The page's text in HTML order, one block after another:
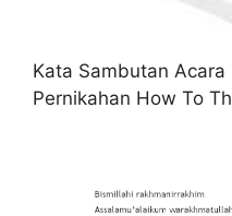
Kata Sambutan Acara
Pernikahan How To